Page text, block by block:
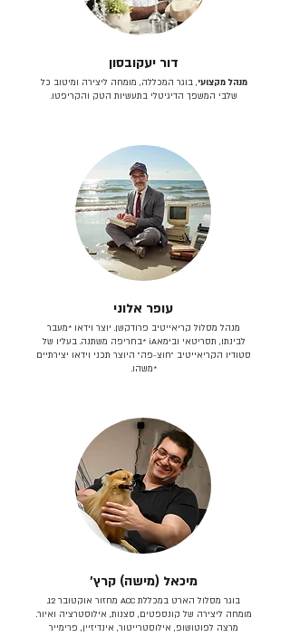
דור יעקובסון
מנהל מקצועי, בוגר המכללה, מומחה ליצירה ומיטוב כל
שלבי המשפך הדיגיטלי בתעשיות הטק והקריפטו.
עופר אלוני
מנהל מסלול קריאייטיב פרודקשן. יוצר וידאו *מעבר
לבינתו, תסריטאי וב​ימאiA‎ *בחריפה משתנה. בעליו של
סטודיו הקריאייטיב ״חוצ-פה״ היוצר תכני וידאו יצירתיים
*משהו.
מיכאל (מישה) קרץ׳
בוגר מסלול הארט במכללת ACC מחזור אוקטובר 12.
מומחה ליצירה של קונספטים, סצנות, אילוסטרציה ואיור.
מרצה לפוטושופ, אילוסטרייטור, אינדיזיין, פרימייר